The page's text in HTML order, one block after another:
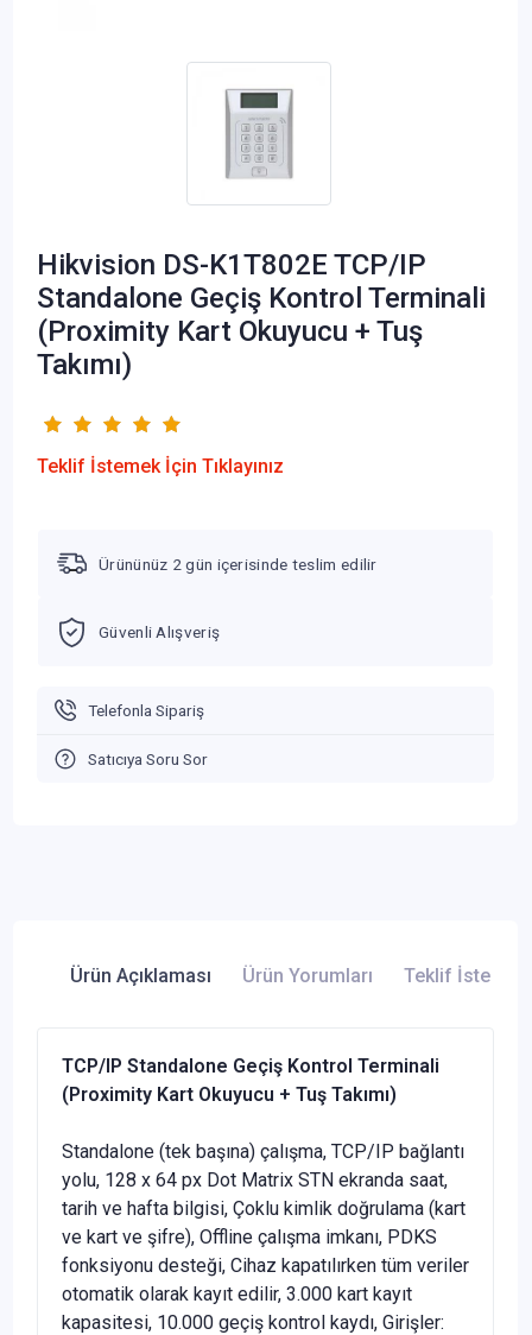
Hikvision DS-K1T802E TCP/IP
Standalone Geçiş Kontrol Terminali
(Proximity Kart Okuyucu + Tuş
Takımı)
Teklif İstemek İçin Tıklayınız
Ürününüz 2 gün içerisinde teslim edilir
Güvenli Alışveriş
Telefonla Sipariş
Satıcıya Soru Sor
Ürün Açıklaması Ürün Yorumları Teklif İste
TCP/IP Standalone Geçiş Kontrol Terminali
(Proximity Kart Okuyucu + Tuş Takımı)
Standalone (tek başına) çalışma, TCP/IP bağlantı
yolu, 128 x 64 px Dot Matrix STN ekranda saat,
tarih ve hafta bilgisi, Çoklu kimlik doğrulama (kart
ve kart ve şifre), Offline çalışma imkanı, PDKS
fonksiyonu desteği, Cihaz kapatılırken tüm veriler
otomatik olarak kayıt edilir, 3.000 kart kayıt
kapasitesi, 10.000 geçiş kontrol kaydı, Girişler: